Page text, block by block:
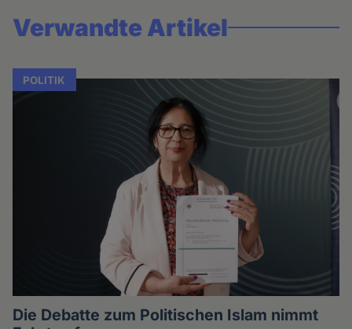
Verwandte Artikel
POLITIK
Die Debatte zum Politischen Islam nimmt